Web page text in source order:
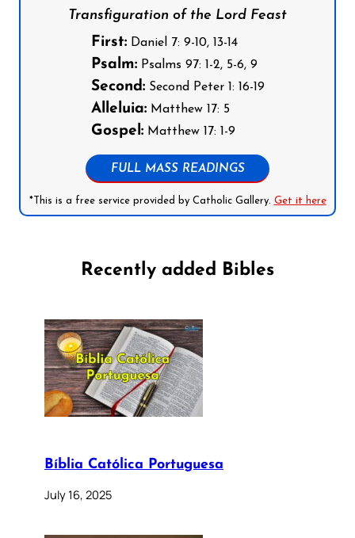
Transfiguration of the Lord Feast
First:Daniel 7: 9-10, 13-14
Psalm:Psalms 97: 1-2, 5-6, 9
Second:Second Peter 1: 16-19
Alleluia:Matthew 17: 5
Gospel:Matthew 17: 1-9
FULL MASS READINGS
*This is a free service provided by Catholic Gallery. Get it here
Recently added Bibles
Bíblia Católica Portuguesa
July 16, 2025